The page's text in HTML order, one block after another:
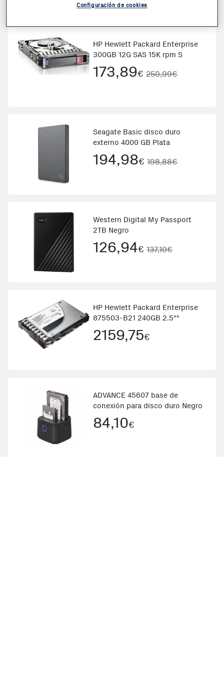
HP Hewlett Packard Enterprise
300GB 12G SAS 15K rpm S
173,89€ 250,99€
Seagate Basic disco duro
externo 4000 GB Plata
194,98€ 198,88€
Western Digital My Passport
2TB Negro
126,94€ 137,10€
HP Hewlett Packard Enterprise
875503-B21 240GB 2.5""
2159,75€
ADVANCE 45607 base de
conexión para disco duro Negro
84,10€
Configuración de cookies